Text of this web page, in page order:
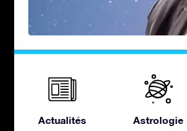
Actualités Astrologie